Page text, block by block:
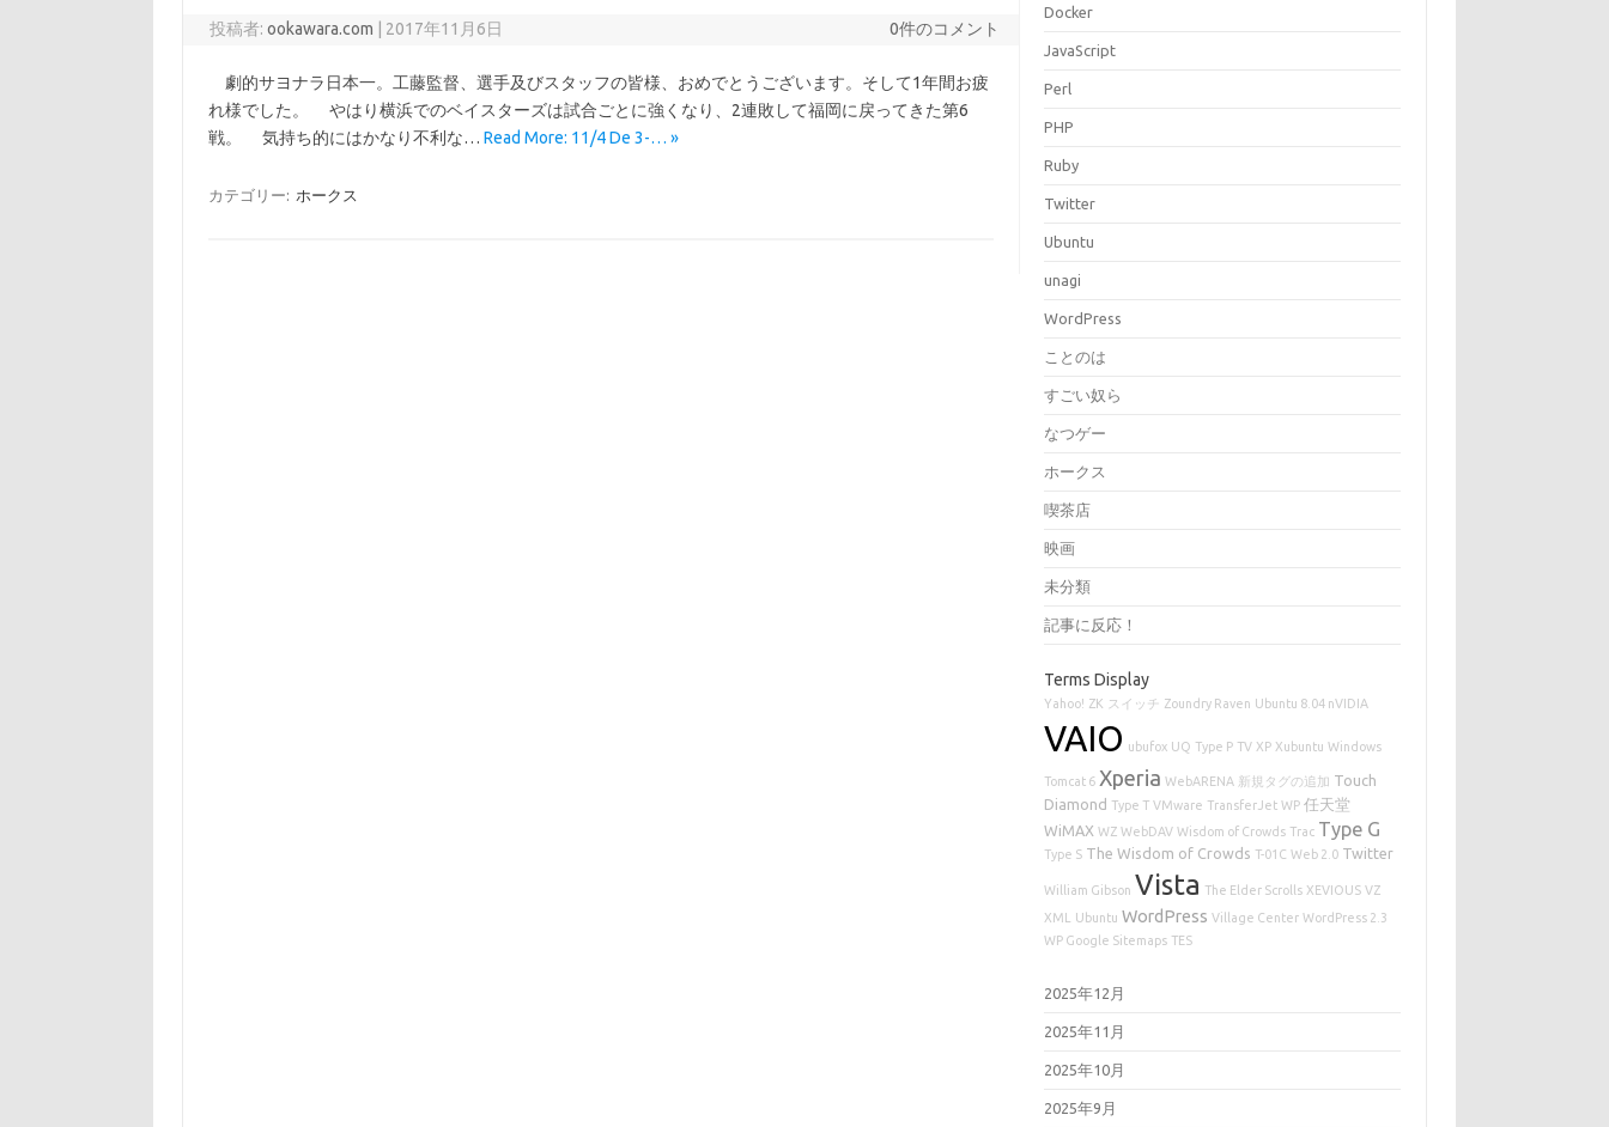
投稿者:ookawara.com 2017年11月6日 0件のコメント
劇的サヨナラ日本一。工藤監督、選手及びスタッフの皆様、おめでとうございます。そして1年間お疲
れ様でした。 やはり横浜でのベイスターズは試合ごとに強くなり、2連敗して福岡に戻ってきた第6
戦。 気持ち的にはかなり不利な… Read More: 11/4 De 3-… »
カテゴリー: ホークス
Docker
JavaScript
Perl
PHP
Ruby
Twitter
Ubuntu
unagi
WordPress
ことのは
すごい奴ら
なつゲー
ホークス
喫茶店
映画
未分類
記事に反応！
Terms Display
Yahoo! ZK スイッチ Zoundry Raven Ubuntu 8.04 nVIDIA
VAIO ubufox UQ Type P TV XP Xubuntu Windows
Tomcat 6 Xperia WebARENA 新規タグの追加 Touch
Diamond Type T VMware TransferJet WP 任天堂
WiMAX WZ WebDAV Wisdom of Crowds Trac Type G
Type S The Wisdom of Crowds T-01C Web 2.0 Twitter
William Gibson Vista The Elder Scrolls XEVIOUS VZ
XML
Ubuntu WordPress Village Center WordPress 2.3
WP Google Sitemaps TES
2025年12月
2025年11月
2025年10月
2025年9月